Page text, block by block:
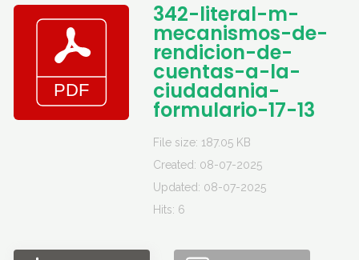
342-literal-m-
mecanismos-de-
rendicion-de-
cuentas-a-la-
ciudadania-
formulario-17-13
File size: 187.05 KB
Created: 08-07-2025
Updated: 08-07-2025
Hits: 6